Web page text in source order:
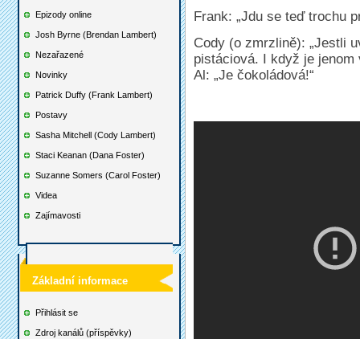
Epizody online
Josh Byrne (Brendan Lambert)
Nezařazené
Novinky
Patrick Duffy (Frank Lambert)
Postavy
Sasha Mitchell (Cody Lambert)
Staci Keanan (Dana Foster)
Suzanne Somers (Carol Foster)
Videa
Zajímavosti
Základní informace
Přihlásit se
Zdroj kanálů (příspěvky)
Frank: „Jdu se teď trochu
Cody (o zmrzlině): „Jestli
pistáciová. I když je jenom
Al: „Je čokoládová!“